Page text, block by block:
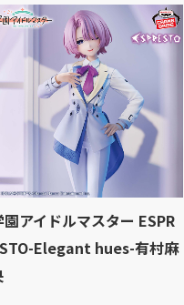
園アイドルマスター ESPR
Elegant hues-有村麻